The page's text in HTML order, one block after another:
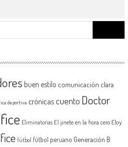
buen estilo comunicación clara
deportiva crónicascuento Doctor
Eliminatorias El jinete en la hora cero Eloy
fútbol fútbol peruano Generación B